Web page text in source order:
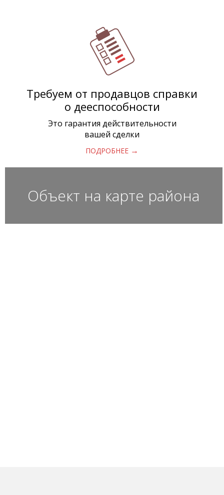
Требуем от продавцов справки
о дееспособности
Это гарантия действительности
вашей сделки
ПОДРОБНЕЕ →
Объект на карте района